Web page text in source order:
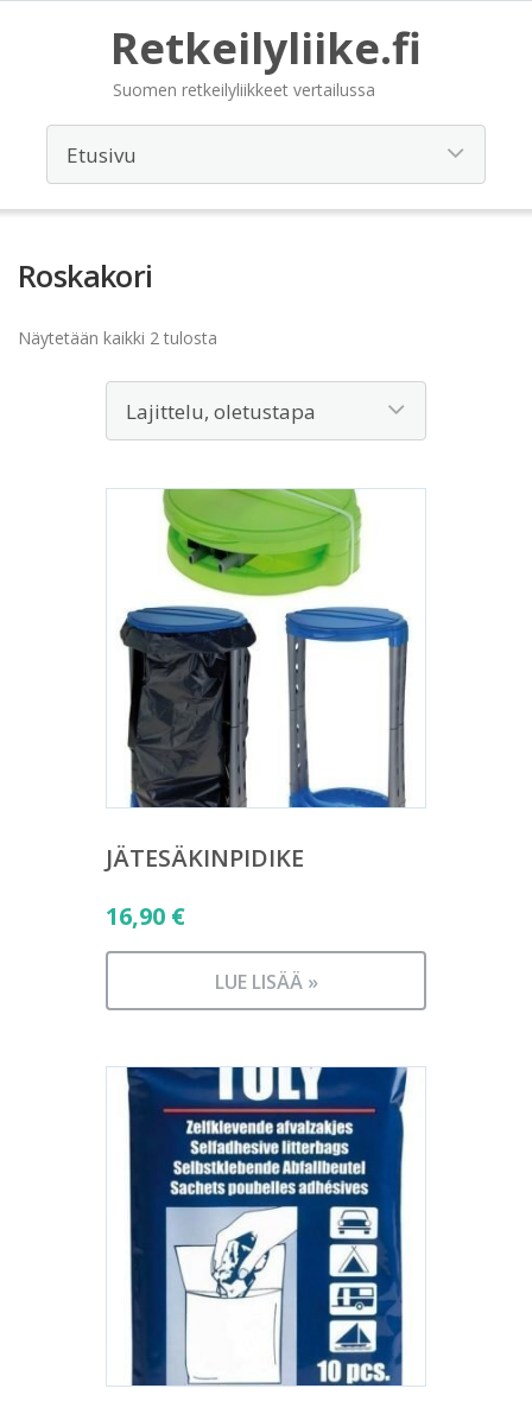
Retkeilyliike.fi
Suomen retkeilyliikkeet vertailussa
Roskakori
Näytetään kaikki 2 tulosta
JÄTESÄKINPIDIKE
16,90 €
LUE LISÄÄ »